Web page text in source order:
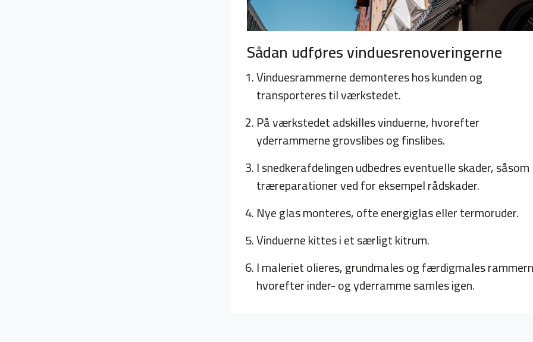
Sådan udføres vinduesrenoveringerne
Vinduesrammerne demonteres hos kunden og
transporteres til værkstedet.
På værkstedet adskilles vinduerne, hvorefter
yderrammerne grovslibes og finslibes.
I snedkerafdelingen udbedres eventuelle skader, såsom
træreparationer ved for eksempel rådskader.
Nye glas monteres, ofte energiglas eller termoruder.
Vinduerne kittes i et særligt kitrum.
I maleriet olieres, grundmales og færdigmales
hvorefter inder- og yderramme samles igen.